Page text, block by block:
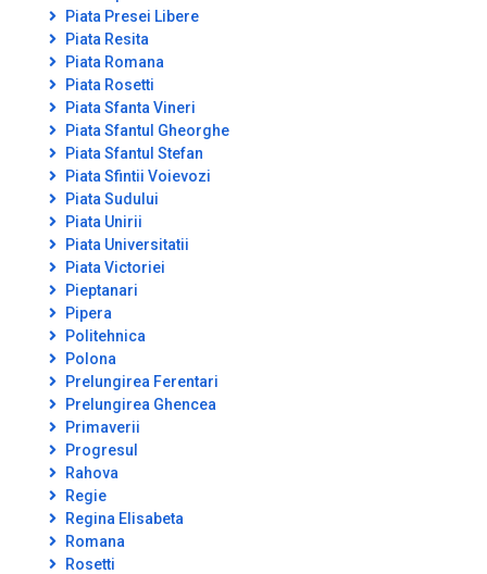
Piata Presei Libere
Piata Resita
Piata Romana
Piata Rosetti
Piata Sfanta Vineri
Piata Sfantul Gheorghe
Piata Sfantul Stefan
Piata Sfintii Voievozi
Piata Sudului
Piata Unirii
Piata Universitatii
Piata Victoriei
Pieptanari
Pipera
Politehnica
Polona
Prelungirea Ferentari
Prelungirea Ghencea
Primaverii
Progresul
Rahova
Regie
Regina Elisabeta
Romana
Rosetti